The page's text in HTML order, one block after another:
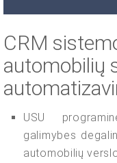
CRM
automobilių
USU
galimybes
automobilių